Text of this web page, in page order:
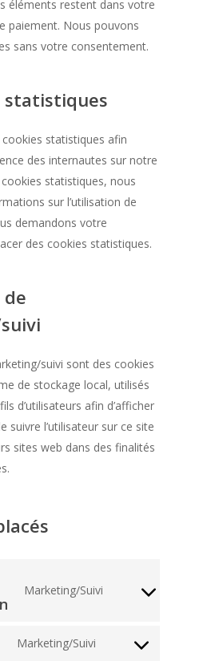
éléments restent dans votre
paiement. Nous pouvons
sans votre consentement.
statistiques
statistiques afin
des internautes sur notre
statistiques, nous
sur l’utilisation de
demandons votre
des cookies statistiques.
de
suivi sont des cookies
de stockage local, utilisés
d’utilisateurs afin d’afficher
suivre l’utilisateur sur ce site
sites web dans des finalités
Marketing/Suivi
Consent
service
Marketing/Suivi
Consent